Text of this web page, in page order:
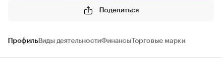
Поделиться
ПрофильВиды деятельностиФинансыТорговые марки